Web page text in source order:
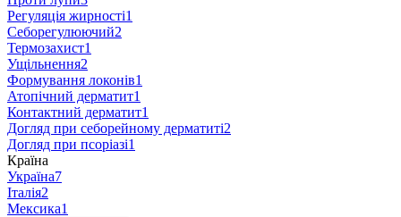
Регуляція жирності1
Себорегулюючий2
Термозахист1
Ущільнення2
Формування локонів1
Атопічний дерматит1
Контактний дерматит1
Догляд при себорейному дерматиті2
Догляд при псоріазі1
Країна
Україна7
Італія2
Мексика1